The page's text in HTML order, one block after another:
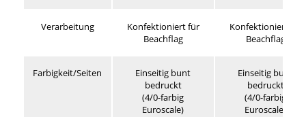
Verarbeitung
Konfektioniert für
Beachflag
Konfektioniert für
Beachflag
Farbigkeit/Seiten
Einseitig bunt
bedruckt
(4/0-farbig
Euroscale)
Einseitig bunt
bedruckt
(4/0-farbig
Euroscale)